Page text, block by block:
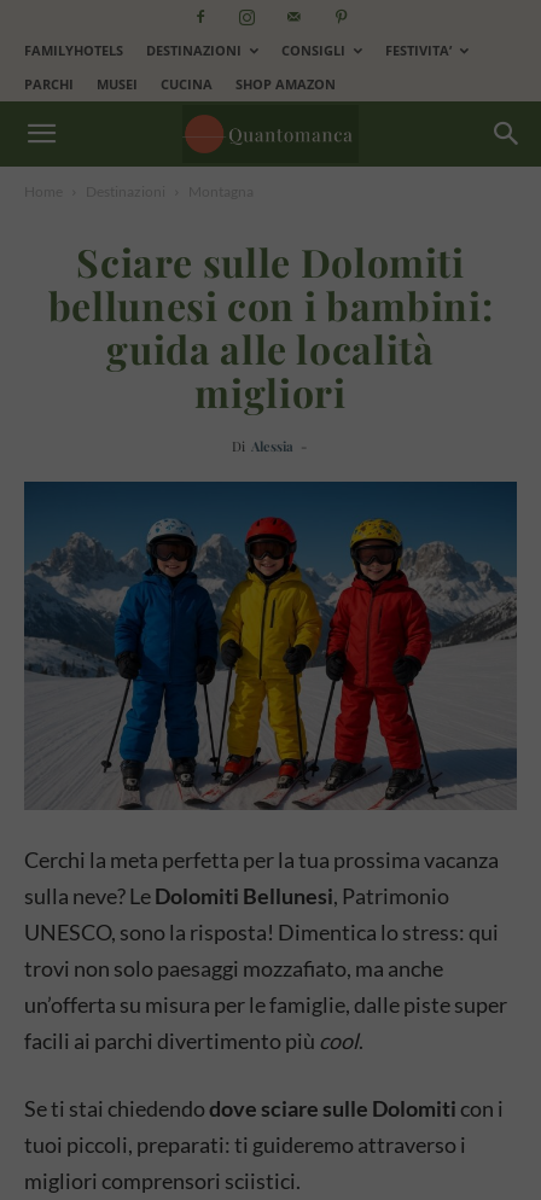
FAMILYHOTELS DESTINAZIONI CONSIGLI
FESTIVITA’
PARCHI
MUSEI CUCINA SHOP AMAZON
Sciare sulle Dolomiti
bellunesi con i bambini:
guida alle località
migliori
Di Alessia -
Cerchi la meta perfetta per la tua prossima vacanza
sulla neve? LeDolomiti Bellunesi, Patrimonio
UNESCO, sono la risposta! Dimentica lo stress: qui
trovi non solo paesaggi mozzafiato, ma anche
un’offerta su misura per le famiglie, dalle piste super
facili ai parchi divertimento più cool.
Se ti stai chiedendodove sciare sulle Dolomiti con i
tuoi piccoli, preparati: ti guideremo attraverso i
migliori comprensori sciistici.